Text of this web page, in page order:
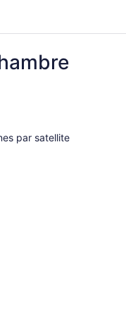
par satellite